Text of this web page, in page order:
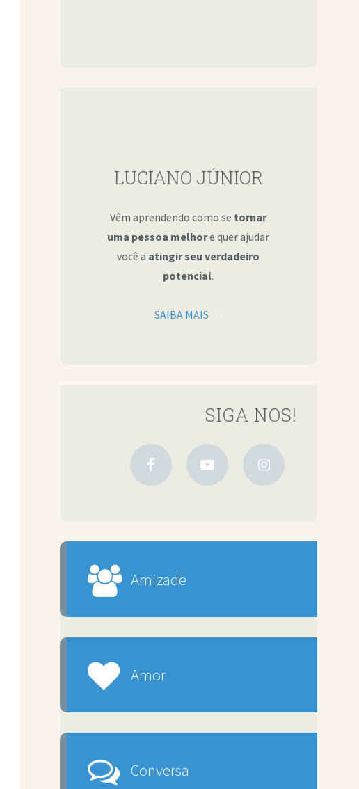
LUCIANO JÚNIOR
Vêm aprendendo como se tornar
uma pessoa melhore quer ajudar
você a atingir seu verdadeiro
potencial.
SAIBA MAIS
SIGA NOS!
Amizade
Amor
Conversa